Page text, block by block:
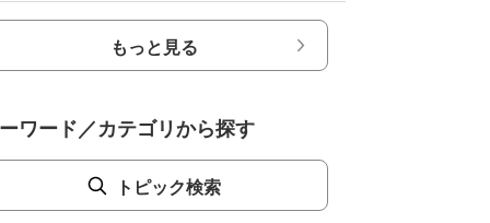
もっと見る
ワード／カテゴリから探す
トピック検索